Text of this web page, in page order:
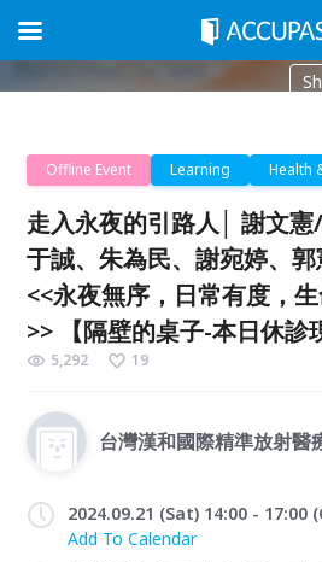
Offline Event Learning Health
走入永夜的引路人│ 謝文
于誠、朱為民、謝宛婷、
<<永夜無序，日常有度，
>> 【隔壁的桌子-本日休診
5,292 19
台灣漢和國際精準放射醫
2024.09.21 (Sat) 14:00 - 17:00
Add To Calendar